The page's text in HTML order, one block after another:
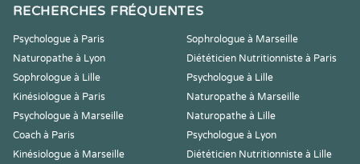
RECHERCHES FRÉQUENTES
Psychologue à Paris
Sophrologue à Marseille
Naturopathe à Lyon
Diététicien Nutritionniste à Paris
Sophrologue à Lille
Psychologue à Lille
Kinésiologue à Paris
Naturopathe à Marseille
Psychologue à Marseille
Naturopathe à Lille
Coach à Paris
Psychologue à Lyon
Kinésiologue à Marseille
Diététicien Nutritionniste à Lille